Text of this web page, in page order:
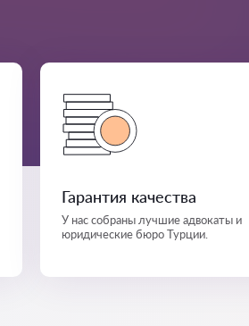
Гарантия качества
У нас собраны лучшие адвокаты и
юридические бюро Турции.